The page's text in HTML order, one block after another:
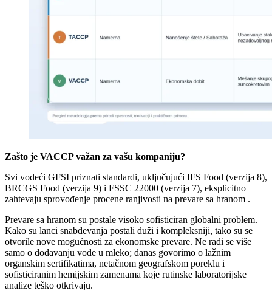
Zašto je VACCP važan za vašu kompaniju?
Svi vodeći GFSI priznati standardi, uključujući IFS Food (verzija 8),
BRCGS Food (verzija 9) i FSSC 22000 (verzija 7), eksplicitno
zahtevaju sprovođenje procene ranjivosti na prevare sa hranom .
Prevare sa hranom su postale visoko sofisticiran globalni problem.
Kako su lanci snabdevanja postali duži i kompleksniji, tako su se
otvorile nove mogućnosti za ekonomske prevare. Ne radi se više
samo o dodavanju vode u mleko; danas govorimo o lažnim
organskim sertifikatima, netačnom geografskom poreklu i
sofisticiranim hemijskim zamenama koje rutinske laboratorijske
analize teško otkrivaju.